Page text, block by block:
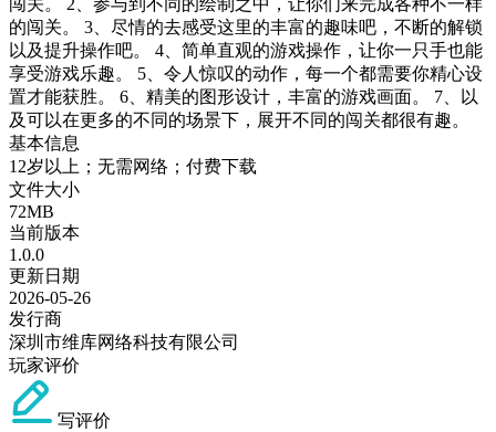
的闯关。 3、尽情的去感受这里的丰富的趣味吧，不断的解锁
以及提升操作吧。 4、简单直观的游戏操作，让你一只手也能
享受游戏乐趣。 5、令人惊叹的动作，每一个都需要你精心设
置才能获胜。 6、精美的图形设计，丰富的游戏画面。 7、以
及可以在更多的不同的场景下，展开不同的闯关都很有趣。
基本信息
12岁以上；无需网络；付费下载
文件大小
72MB
当前版本
1.0.0
更新日期
2026-05-26
发行商
深圳市维库网络科技有限公司
玩家评价
写评价